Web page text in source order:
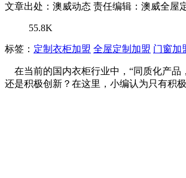
文章出处：澳威动态 责任编辑：澳威全屋
55.8K
标签： 定制衣柜加盟 全屋定制加盟 门窗加
在当前的国内衣柜行业中，“同质化产品
还是积极创新？在这里，小编认为只有积